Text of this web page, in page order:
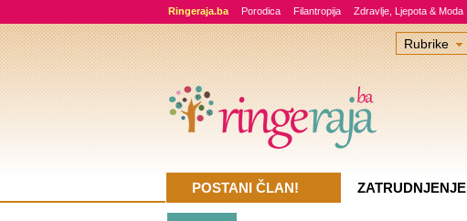
Ringeraja.ba Porodica Filantropija Zdravlje, Ljepota & Moda
Rubrike
POSTANI ČLAN! ZATRUDNJENJE